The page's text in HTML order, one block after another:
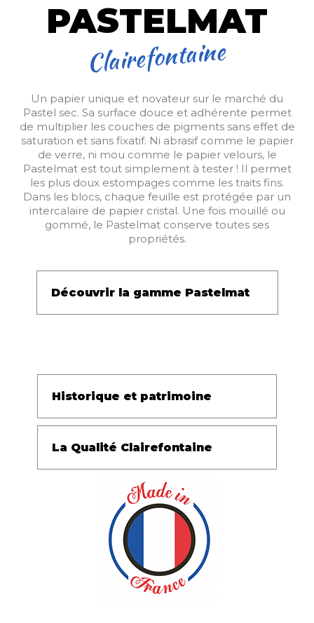
PASTELMAT
Clairefontaine
Un papier unique et novateur sur le marché du
Pastel sec. Sa surface douce et adhérente permet
de multiplier les couches de pigments sans effet de
saturation et sans fixatif. Ni abrasif comme le papier
de verre, ni mou comme le papier velours, le
Pastelmat est tout simplement à tester ! Il permet
les plus doux estompages comme les traits fins.
Dans les blocs, chaque feuille est protégée par un
intercalaire de papier cristal. Une fois mouillé ou
gommé, le Pastelmat conserve toutes ses
propriétés.
Découvrir la gamme Pastelmat
Historique et patrimoine
La Qualité Clairefontaine